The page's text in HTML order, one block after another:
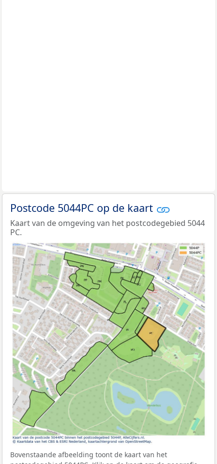
Postcode 5044PC op de kaart
Kaart van de omgeving van het postcodegebied 5044
PC.
Bovenstaande afbeelding toont de kaart van het